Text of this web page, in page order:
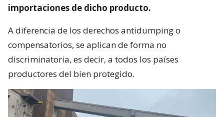
importaciones de dicho producto.
A diferencia de los derechos antidumping o
compensatorios, se aplican de forma no
discriminatoria, es decir, a todos los países
productores del bien protegido.